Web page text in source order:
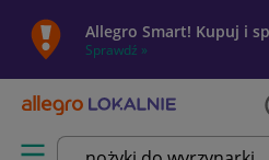
Allegro Smart! Kupuj i
Sprawdź »
Otwórz menu z kategoriami